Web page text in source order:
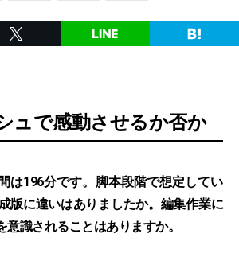
ュで感動させるか否か
は196分です。脚本段階で想定してい
版に違いはありましたか。編集作業に
意識されることはありますか。